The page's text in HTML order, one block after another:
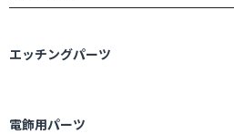
エッチングパーツ
電飾用パーツ